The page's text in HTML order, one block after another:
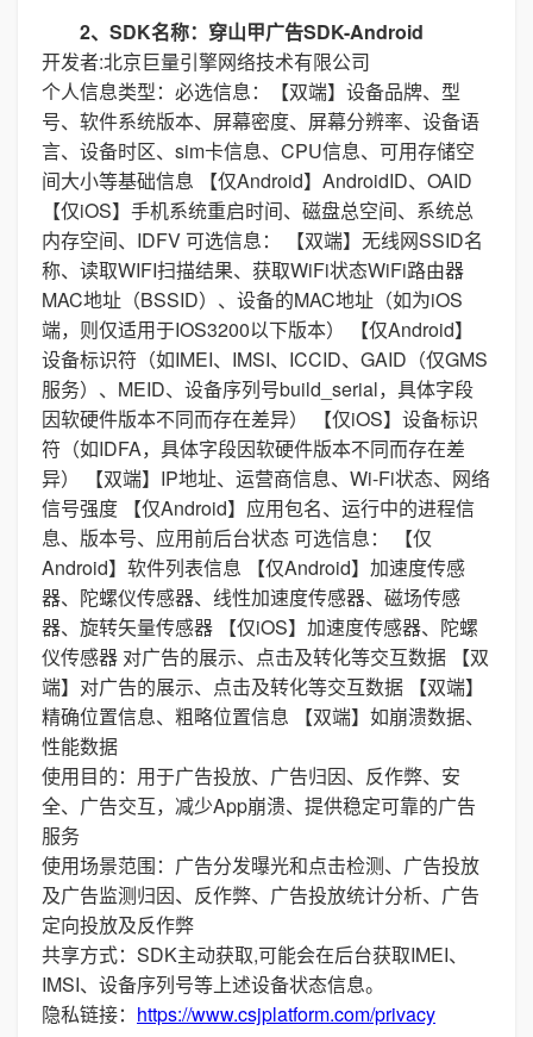
2、SDK名称：穿山甲广告SDK-Android
开发者:北京巨量引擎网络技术有限公司
个人信息类型：必选信息：【双端】设备品牌、型
号、软件系统版本、屏幕密度、屏幕分辨率、设备语
言、设备时区、sim卡信息、CPU信息、可用存储空
间大小等基础信息 【仅Android】AndroidID、OAID
【仅iOS】手机系统重启时间、磁盘总空间、系统总
内存空间、IDFV 可选信息： 【双端】无线网SSID名
称、读取WIFI扫描结果、获取WiFi状态WiFi路由器
MAC地址（BSSID）、设备的MAC地址（如为iOS
端，则仅适用于IOS3200以下版本） 【仅Android】
设备标识符（如IMEI、IMSI、ICCID、GAID（仅GMS
服务）、MEID、设备序列号build_serial，具体字段
因软硬件版本不同而存在差异） 【仅iOS】设备标识
符（如IDFA，具体字段因软硬件版本不同而存在差
异） 【双端】IP地址、运营商信息、Wi-Fi状态、网络
信号强度 【仅Android】应用包名、运行中的进程信
息、版本号、应用前后台状态 可选信息： 【仅
Android】软件列表信息 【仅Android】加速度传感
器、陀螺仪传感器、线性加速度传感器、磁场传感
器、旋转矢量传感器 【仅iOS】加速度传感器、陀螺
仪传感器 对广告的展示、点击及转化等交互数据 【双
端】对广告的展示、点击及转化等交互数据 【双端】
精确位置信息、粗略位置信息 【双端】如崩溃数据、
性能数据
使用目的：用于广告投放、广告归因、反作弊、安
全、广告交互，减少App崩溃、提供稳定可靠的广告
服务
使用场景范围：广告分发曝光和点击检测、广告投放
及广告监测归因、反作弊、广告投放统计分析、广告
定向投放及反作弊
共享方式：SDK主动获取,可能会在后台获取IMEI、
IMSI、设备序列号等上述设备状态信息。
隐私链接： https://www.csjplatform.com/privacy